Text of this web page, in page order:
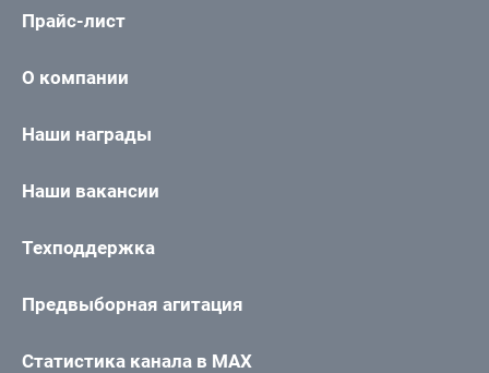
Прайс-лист
О компании
Наши награды
Наши вакансии
Техподдержка
Предвыборная агитация
Статистика канала в MAX